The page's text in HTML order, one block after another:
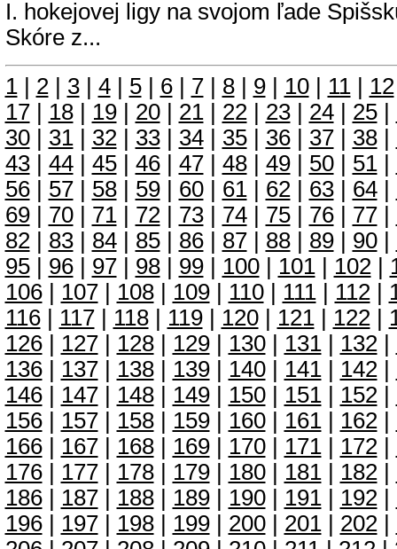
I. hokejovej ligy na svojom ľade
Skóre z...
1| 2| 3| 4| 5| 6| 7| 8| 9| 10| 11| 12
17| 18| 19| 20| 21| 22| 23| 24| 25|
30| 31| 32| 33| 34| 35| 36| 37| 38|
43| 44| 45| 46| 47| 48| 49| 50| 51|
56| 57| 58| 59| 60| 61| 62| 63| 64|
69| 70| 71| 72| 73| 74| 75| 76| 77|
82| 83| 84| 85| 86| 87| 88| 89| 90|
95| 96| 97| 98| 99| 100| 101| 102|
106| 107| 108| 109| 110| 111| 112|
116| 117| 118| 119| 120| 121| 122|
126| 127| 128| 129| 130| 131| 132|
136| 137| 138| 139| 140| 141| 142|
146| 147| 148| 149| 150| 151| 152|
156| 157| 158| 159| 160| 161| 162|
166| 167| 168| 169| 170| 171| 172|
176| 177| 178| 179| 180| 181| 182|
186| 187| 188| 189| 190| 191| 192|
196| 197| 198| 199| 200| 201| 202|